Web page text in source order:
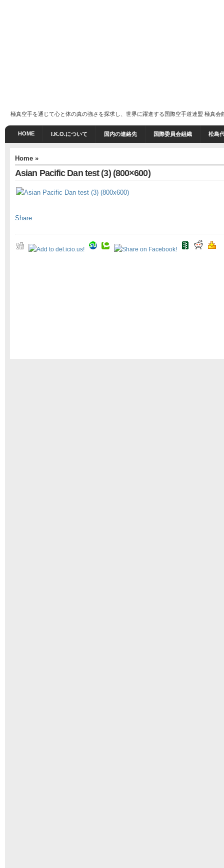
極真空手を通じて心と体の真の強さを探求し、世界に躍進する国際空手道連盟 極真
HOME I.K.O.について 国内の連絡先 国際委員会組織 松島
Home »
Asian Pacific Dan test (3) (800×600)
Share